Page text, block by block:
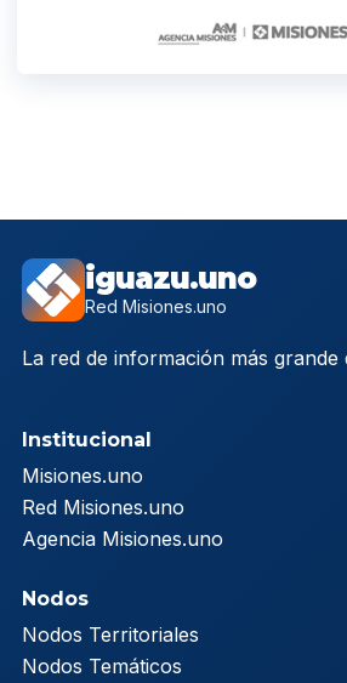
iguazu.uno
Red Misiones.uno
La red de información más grande
Institucional
Misiones.uno
Red Misiones.uno
Agencia Misiones.uno
Nodos
Nodos Territoriales
Nodos Temáticos